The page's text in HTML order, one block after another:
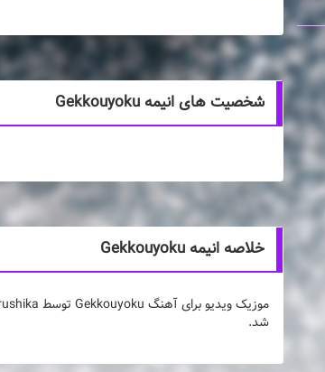
شخصیت های انیمه Gekkouyoku
خلاصه انیمه Gekkouyoku
شد.